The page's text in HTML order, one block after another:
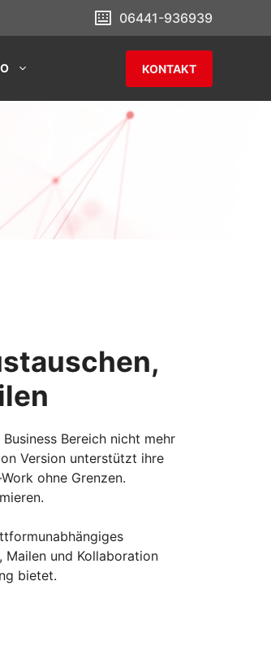
06441-936939
KONTAKT
Bereich nicht mehr
Version unterstützt ihre
ohne Grenzen.
Mailen und Kollaboration
bietet.